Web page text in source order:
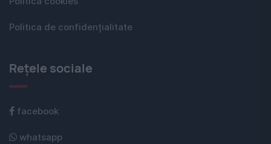
Politica de confidențialitate
Rețele sociale
facebook
whatsapp